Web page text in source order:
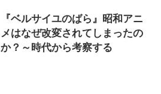
『ベルサイユのばら』昭和アニ
メはなぜ改変されてしまったの
か？～時代から考察する